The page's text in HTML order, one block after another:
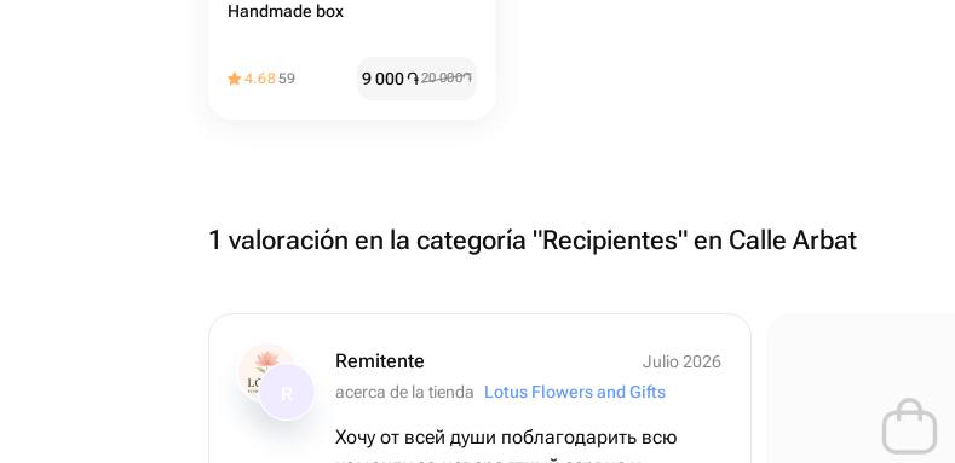
Handmade box
4.6859 9 000֏20 000֏
1 valoración en la categoría "Recipientes" en Calle Arbat
Remitente
Julio 2026
acerca de la tienda
Lotus Flowers and Gifts
Хочу от всей души поблагодарить всю